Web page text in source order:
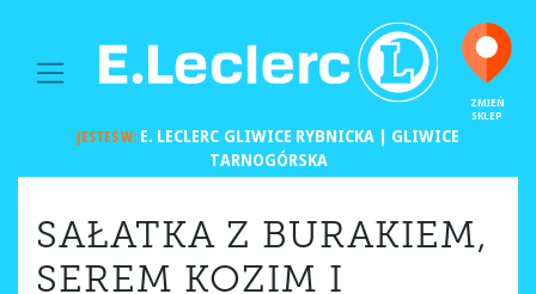
MAIN NAVIGATION
ZMIEŃ
SKLEP
JESTEŚ W: E. LECLERC GLIWICE RYBNICKA | GLIWICE
TARNOGÓRSKA
SAŁATKA Z BURAKIEM,
SEREM KOZIM I